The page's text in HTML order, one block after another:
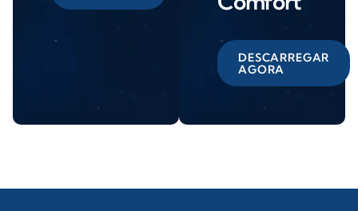
DESCARREGAR
AGORA